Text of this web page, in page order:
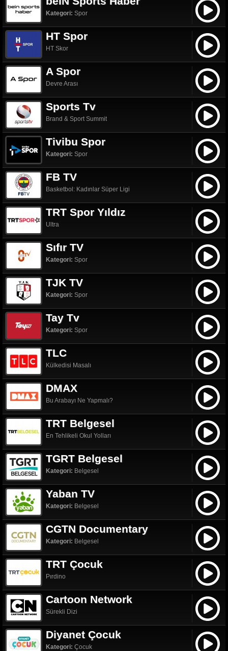
Kategori: Spor
HT Spor
HT Skor
A Spor
Devre Arası
Sports Tv
Brand & Sport Summit
Tivibu Spor
Kategori: Spor
FB TV
Basketbol: Kadınlar Süper Ligi
TRT Spor Yıldız
Ultra
Sıfır TV
Kategori: Spor
TJK TV
Kategori: Spor
Tay Tv
Kategori: Spor
TLC
Külkedisi Masalı
DMAX
Bu Arabayı Ne Yapmalı?
TRT Belgesel
En Tehlikeli Okul Yolları
TGRT Belgesel
Kategori: Belgesel
Yaban TV
Kategori: Belgesel
CGTN Documentary
Kategori: Belgesel
TRT Çocuk
Pırdino
Cartoon Network
Sürekli Dizi
Diyanet Çocuk
Kategori: Çocuk